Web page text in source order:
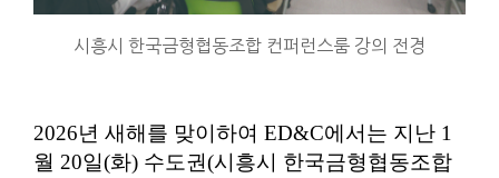
시흥시 한국금형협동조합 컨퍼런스룸 강의 전경
2026년 새해를 맞이하여 ED&C에서는 지난 1
월 20일(화) 수도권(시흥시 한국금형협동조합